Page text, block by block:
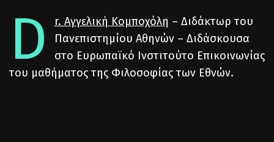
D r. Αγγελική Κομποχόλη – Διδάκτωρ του
Πανεπιστημίου Αθηνών – Διδάσκουσα
στο Ευρωπαϊκό Ινστιτούτο Επικοινωνίας
του μαθήματος της Φιλοσοφίας των Εθνών.